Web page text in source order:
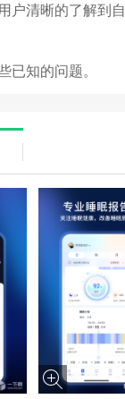
户清晰的了解到
已知的问题。